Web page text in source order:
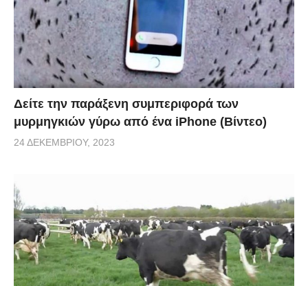
Δείτε την παράξενη συμπεριφορά των
μυρμηγκιών γύρω από ένα iPhone (Βίντεο)
24 ΔΕΚΕΜΒΡΊΟΥ, 2023